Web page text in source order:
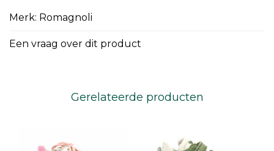
Merk: Romagnoli
Een vraag over dit product
Gerelateerde producten